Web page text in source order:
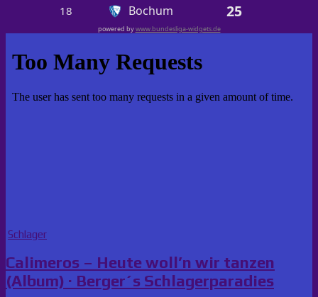
18 Bochum 25
powered bywww.bundesliga-widgets.de
Posted
Schlager
Calimeros – Heute woll’n wir tanzen
(Album) · Berger´s Schlagerparadies